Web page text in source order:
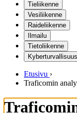
Tieliikenne
Vesiliikenne
Raideliikenne
Ilmailu
Tietoliikenne
Etusivu ›
Traficomin